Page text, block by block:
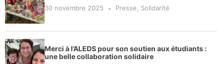
30 novembre 2025 Presse Solidarité
Merci à l’ALEDS pour son soutien aux étudiants :
une belle collaboration solidaire